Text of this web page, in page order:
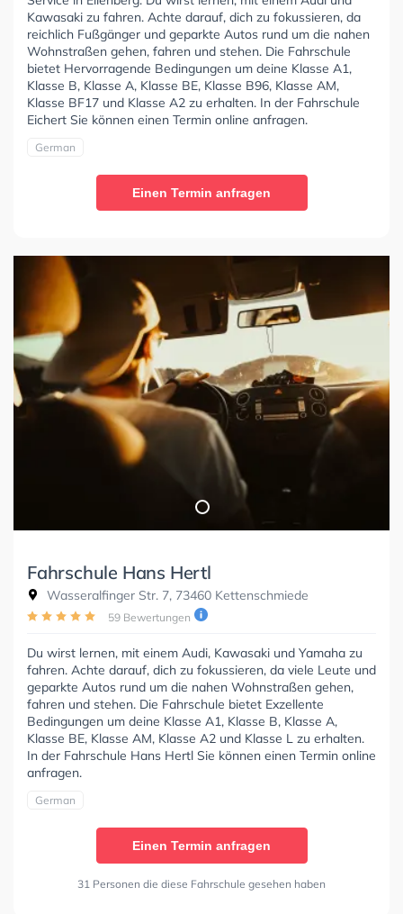
Kawasaki zu fahren. Achte darauf, dich zu fokussieren, da
reichlich Fußgänger und geparkte Autos rund um die nahen
Wohnstraßen gehen, fahren und stehen. Die Fahrschule
bietet Hervorragende Bedingungen um deine Klasse A1,
Klasse B, Klasse A, Klasse BE, Klasse B96, Klasse AM,
Klasse BF17 und Klasse A2 zu erhalten. In der Fahrschule
Eichert Sie können einen Termin online anfragen.
German
Einen Termin anfragen
Fahrschule Hans Hertl
Wasseralfinger Str. 7, 73460 Kettenschmiede
59 Bewertungen
Du wirst lernen, mit einem Audi, Kawasaki und Yamaha zu
fahren. Achte darauf, dich zu fokussieren, da viele Leute und
geparkte Autos rund um die nahen Wohnstraßen gehen,
fahren und stehen. Die Fahrschule bietet Exzellente
Bedingungen um deine Klasse A1, Klasse B, Klasse A,
Klasse BE, Klasse AM, Klasse A2 und Klasse L zu erhalten.
In der Fahrschule Hans Hertl Sie können einen Termin online
anfragen.
German
Einen Termin anfragen
31 Personen die diese Fahrschule gesehen haben